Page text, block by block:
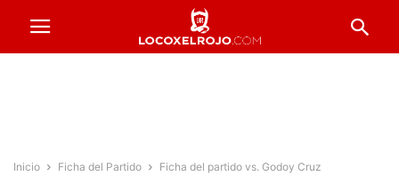
Inicio Ficha del Partido Ficha del partido vs. Godoy Cruz